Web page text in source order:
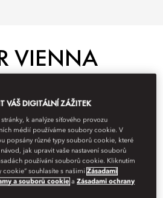
VIENNA
VÁŠ DIGITÁLNÍ ZÁŽITEK
k analýze síťového provozu
médií používáme soubory cookie. V
popsány různé typy souborů cookie, které
jak upravit vaše nastavení souborů
používání souborů cookie. Kliknutím
cookie“ souhlasíte s našimiZásadami
a souborů cookie aZásadami ochrany